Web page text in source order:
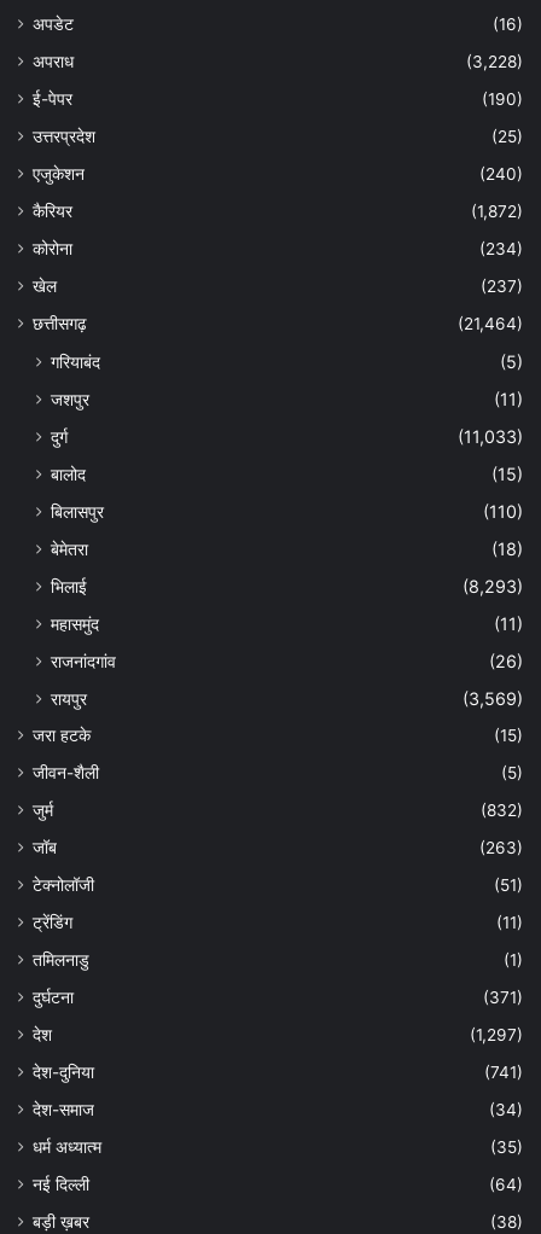
अपडेट
(16)
अपराध
(3,228)
ई-पेपर
(190)
उत्तरप्रदेश
(25)
एजुकेशन
(240)
कैरियर
(1,872)
कोरोना
(234)
खेल
(237)
छत्तीसगढ़
(21,464)
गरियाबंद
(5)
जशपुर
(11)
दुर्ग
(11,033)
बालोद
(15)
बिलासपुर
(110)
बेमेतरा
(18)
भिलाई
(8,293)
महासमुंद
(11)
राजनांदगांव
(26)
रायपुर
(3,569)
जरा हटके
(15)
जीवन-शैली
(5)
जुर्म
(832)
जॉब
(263)
टेक्नोलॉजी
(51)
ट्रेंडिंग
(11)
तमिलनाडु
(1)
दुर्घटना
(371)
देश
(1,297)
देश-दुनिया
(741)
देश-समाज
(34)
धर्म अध्यात्म
(35)
नई दिल्ली
(64)
बड़ी ख़बर
(38)